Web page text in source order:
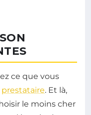
ce que vous
prestataire. Et là,
le moins cher